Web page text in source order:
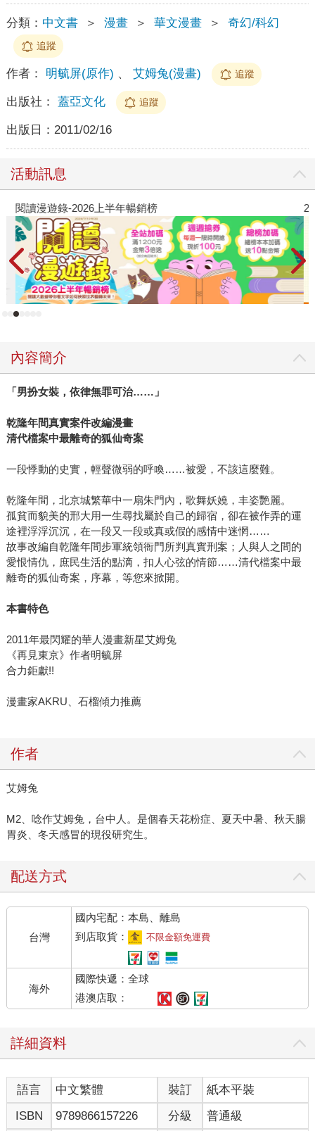
分類： 中文書 ＞ 漫畫 ＞ 華文漫畫 ＞ 奇幻/科幻
追蹤
作者： 明毓屏(原作) 、 艾姆兔(漫畫) 追蹤
出版社： 蓋亞文化 追蹤
出版日： 2011/02/16
活動訊息
閱讀漫遊錄-2026上半年暢銷榜
內容簡介
「男扮女裝，依律無罪可治……」
乾隆年間真實案件改編漫畫
清代檔案中最離奇的狐仙奇案
一段悸動的史實，輕聲微弱的呼喚……被愛，不該這麼難。
乾隆年間，北京城繁華中一扇朱門內，歌舞妖嬈，丰姿艷麗。
孤貧而貌美的邢大用一生尋找屬於自己的歸宿，卻在被作弄的運
途裡浮浮沉沉，在一段又一段或真或假的感情中迷惘……
故事改編自乾隆年間步軍統領衙門所判真實刑案；人與人之間的
愛恨情仇，庶民生活的點滴，扣人心弦的情節……清代檔案中最
離奇的狐仙奇案，序幕，等您來掀開。
本書特色
2011年最閃耀的華人漫畫新星艾姆兔
《再見東京》作者明毓屏
合力鉅獻!!
漫畫家AKRU、石榴傾力推薦
作者
艾姆兔
M2、唸作艾姆兔，台中人。是個春天花粉症、夏天中暑、秋天腸
胃炎、冬天感冒的現役研究生。
配送方式
台灣
國內宅配：本島、離島
到店取貨：
不限金額免運費
海外
國際快遞：全球
港澳店取：
詳細資料
語言 中文繁體 裝訂
紙本平裝
ISBN
9789866157226 分級 普通級